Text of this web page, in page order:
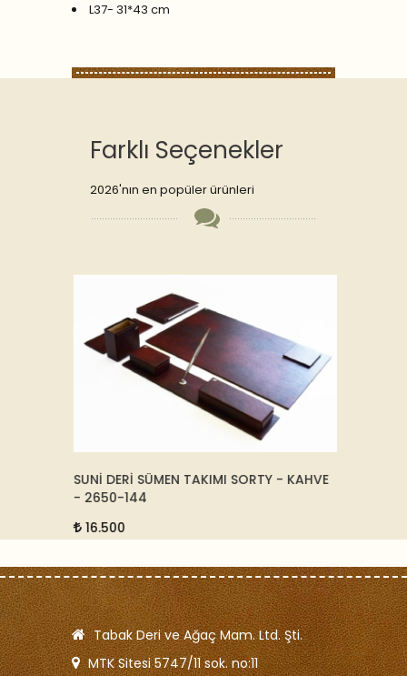
L37- 31*43 cm
Farklı Seçenekler
2026'nın en popüler ürünleri
SUNİ DERİ SÜMEN TAKIMI SORTY - KAHVE
- 2650-144
16.500
Tabak Deri ve Ağaç Mam. Ltd. Şti.
MTK Sitesi 5747/11 sok. no:11